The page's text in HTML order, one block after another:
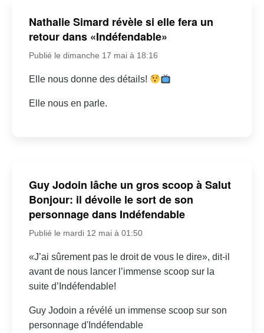
Nathalie Simard révèle si elle fera un
retour dans «Indéfendable»
Publié le dimanche 17 mai à 18:16
Elle nous donne des détails!
Elle nous en parle.
Guy Jodoin lâche un gros scoop à Salut
Bonjour: il dévoile le sort de son
personnage dans Indéfendable
Publié le mardi 12 mai à 01:50
«J’ai sûrement pas le droit de vous le dire», dit-il
avant de nous lancer l’immense scoop sur la
suite d’Indéfendable!
Guy Jodoin a révélé un immense scoop sur son
personnage d'Indéfendable